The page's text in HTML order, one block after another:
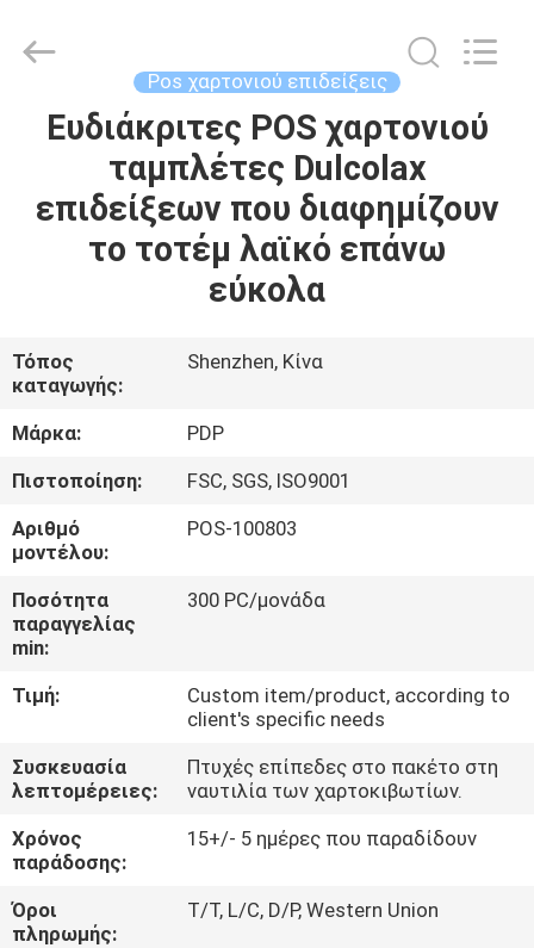
ΣΠΊΤΙ
ΠΡΟΪΌΝΤΑ
ΠΕΡΊΠΟΥ
ΕΜΕΊΣ
ΓΎΡΟΣ
ΕΡΓΟΣΤΑΣΊΩΝ
ΠΟΙΟΤΙΚΌΣ
ΕΛΆΤΕ
ΣΕ
ΕΠΑΦΉ
ΜΕ
Company
Reserved.
Pos χαρτονιού επιδείξεις
Ευδιάκριτες POS χαρτονιού
ταμπλέτες Dulcolax
επιδείξεων που διαφημίζουν
το τοτέμ λαϊκό επάνω
εύκολα
Τόπος
καταγωγής:
Shenzhen, Κίνα
Μάρκα:
PDP
Πιστοποίηση:
FSC, SGS, ISO9001
Αριθμό
μοντέλου:
POS-100803
Ποσότητα
παραγγελίας
min:
300 PC/μονάδα
Τιμή:
Custom item/product, according to
client's specific needs
Συσκευασία
λεπτομέρειες:
Πτυχές επίπεδες στο πακέτο στη
ναυτιλία των χαρτοκιβωτίων.
Χρόνος
παράδοσης:
15+/- 5 ημέρες που παραδίδουν
Όροι
πληρωμής:
T/T, L/C, D/P, Western Union